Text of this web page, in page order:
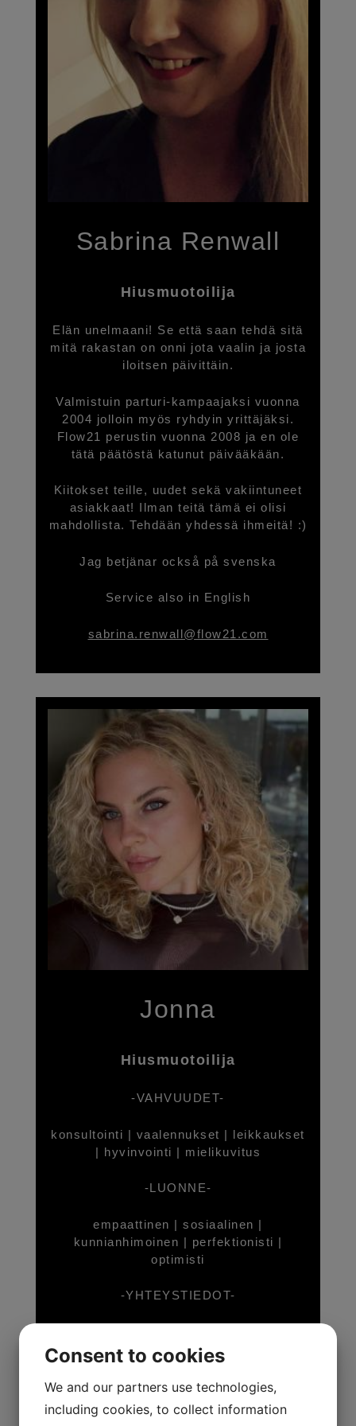
Sabrina Renwall
Hiusmuotoilija
Elän unelmaani! Se että saan tehdä sitä
mitä rakastan on onni jota vaalin ja josta
iloitsen päivittäin.
Valmistuin parturi-kampaajaksi vuonna
2004 jolloin myös ryhdyin yrittäjäksi.
Flow21 perustin vuonna 2008 ja en ole
tätä päätöstä katunut päivääkään.
Kiitokset teille, uudet sekä vakiintuneet
asiakkaat! Ilman teitä tämä ei olisi
mahdollista. Tehdään yhdessä ihmeitä! :)
Jag betjänar också på svenska
Service also in English
sabrina.renwall@flow21.com
Jonna
Hiusmuotoilija
-VAHVUUDET-
konsultointi | vaalennukset | leikkaukset
| hyvinvointi | mielikuvitus
-LUONNE-
empaattinen | sosiaalinen |
kunnianhimoinen | perfektionisti |
optimisti
-YHTEYSTIEDOT-
jonnasstyle@outlook.com
http://www.instagram.com/jonnasstyle/
Consent to cookies
We and our partners use technologies,
including cookies, to collect information